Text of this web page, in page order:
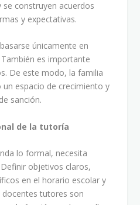
construyen acuerdos
y expectativas.
únicamente en
es importante
De este modo, la familia
espacio de crecimiento y
sanción.
de la tutoría
lo formal, necesita
objetivos claros,
en el horario escolar y
tutores son